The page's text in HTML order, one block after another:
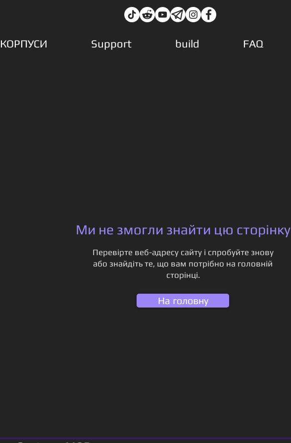
КОРПУСИ Support build FAQ
Ми не змогли знайти цю сторінку
Перевірте веб-адресу сайту і спробуйте знову
або знайдіть те, що вам потрібно на головній
сторінці.
На головну